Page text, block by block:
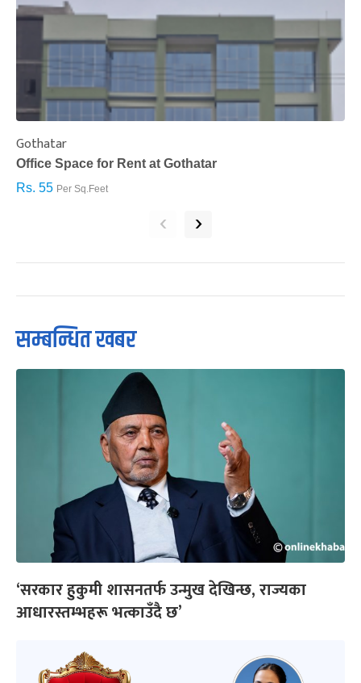
Gothatar
Office Space for Rent at Gothatar
Rs. 55 Per Sq.Feet
‹ ›
सम्बन्धित खबर
‘सरकार हुकुमी शासनतर्फ उन्मुख देखिन्छ, राज्यका
आधारस्तम्भहरू भत्काउँदै छ’